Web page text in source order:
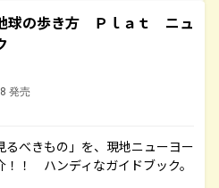
球の歩き方 Ｐｌａｔ ニュ
発売
るべきもの」を、現地ニューヨー
！ ハンディなガイドブック。